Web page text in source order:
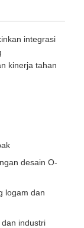
integrasi
kinerja tahan
desain O-
logam dan
industri